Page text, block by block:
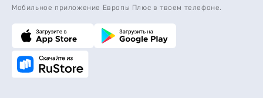
Мобильное приложение Европы Плюс в твоем телефоне.